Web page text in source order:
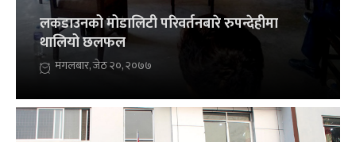
लकडाउनको मोडालिटी परिवर्तनबारे रुपन्देहीमा
थालियो छलफल
मंगलबार, जेठ २०, २०७७